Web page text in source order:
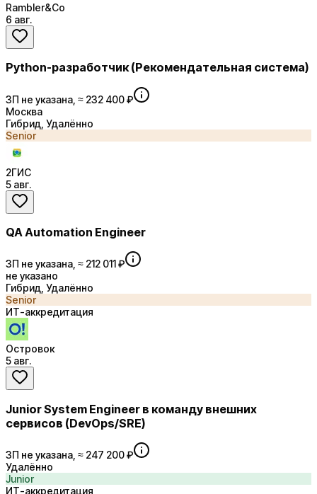
Rambler&Co
6 авг.
Python-разработчик (Рекомендательная система)
ЗП не указана, ≈ 232 400 ₽
Москва
Гибрид, Удалённо
Senior
2ГИС
5 авг.
QA Automation Engineer
ЗП не указана, ≈ 212 011 ₽
не указано
Гибрид, Удалённо
Senior
ИТ-аккредитация
Островок
5 авг.
Junior System Engineer в команду внешних
сервисов (DevOps/SRE)
ЗП не указана, ≈ 247 200 ₽
Удалённо
Junior
ИТ-аккредитация